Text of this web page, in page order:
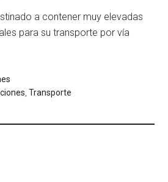
a contener muy elevadas
para su transporte por vía
,Transporte